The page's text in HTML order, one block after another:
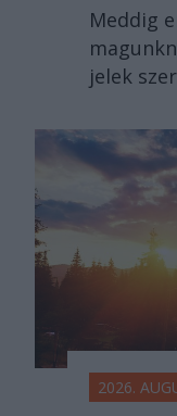
Meddig
jelek
2026.